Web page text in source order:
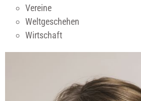
Vereine
Weltgeschehen
Wirtschaft